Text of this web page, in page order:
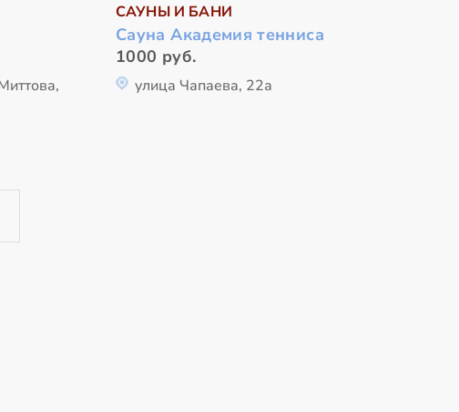
САУНЫ И БАНИ
Сауна Академия тенниса
1000 руб.
улица Чапаева, 22а